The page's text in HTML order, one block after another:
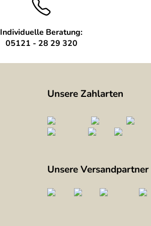
Individuelle Beratung:
05121 - 28 29 320
Unsere Zahlarten
Unsere Versandpartner